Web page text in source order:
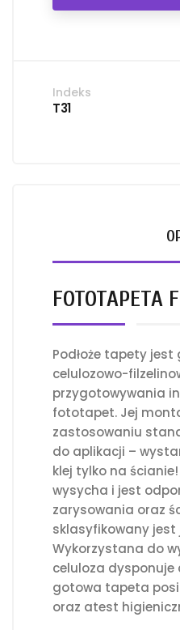
Indeks
T31
FOTOTAPETA
Podłoże tapety
celulozowo-
przygotowywania
fototapet. Jej
zastosowaniu
do aplikacji –
klej tylko na
wysycha i jest
zarysowania oraz
sklasyfikowany
Wykorzystana do
celuloza dysponuje
gotowa tapeta
oraz atest